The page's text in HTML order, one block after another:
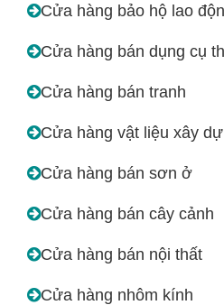
Cửa hàng bảo hộ lao
Cửa hàng bán dụng cụ
Cửa hàng bán tranh
Cửa hàng vật liệu xây
Cửa hàng bán sơn ở
Cửa hàng bán cây cảnh
Cửa hàng bán nội thất
Cửa hàng nhôm kính